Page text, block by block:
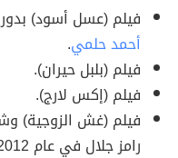
فيلم (عسل أسود) بدور ميرفت
أحمد حلمي.
فيلم (بلبل حيران).
فيلم (إكس لارج).
فيلم (غش الزوجية)
رامز جلال في عام 2012.